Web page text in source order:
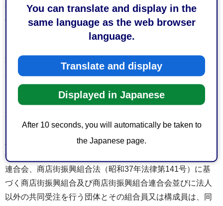
You can translate and display in the
same language as the web browser
language.
Translate and display
Displayed in Japanese
After 10 seconds, you will automatically be taken to
the Japanese page.
れた者が入札時点において当該資格を欠いたときは、その
者の行った当該入札は、無効とする。
（入札の対象者でない者の入札の効力）
第10条の2 第4条の2の規定により市が実施する入札に参
加させない者が行った当該入札は、無効とする。
（事業協同組合等の取扱い）
第11条 中小企業等協同組合法（昭和24年法律第181号）
に基づく事業協同組合、事業協同小組合、協同組合連合会
及び企業組合、中小企業団体の組織に関する法律（昭和32
年法律第185号）に基づく協業組合、商工組合及び商工組合
連合会、商店街振興組合法（昭和37年法律第141号）に基
づく商店街振興組合及び商店街振興組合連合会並びに法人
以外の共同受注を行う団体とその組合員又は構成員は、同